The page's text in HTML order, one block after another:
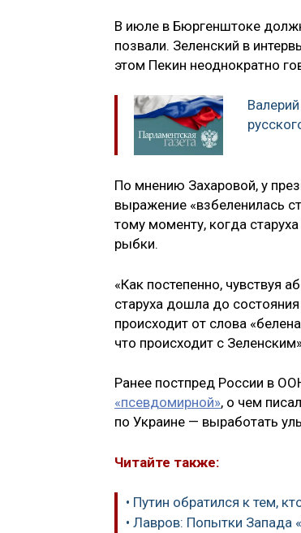
В июле в Бюргенштоке
позвали. Зеленский в
этом Пекин неоднократно
По мнению Захаровой, у
выражение «взбеленилась
тому моменту, когда
рыбки.
«Как постепенно, чувствуя
старуха дошла до
происходит от слова
что происходит с
Ранее постпред России в
«псевдомирной», о чем
по Украине — выработать
Читайте также:
• Путин обратился к тем,
• Лавров: Попытки